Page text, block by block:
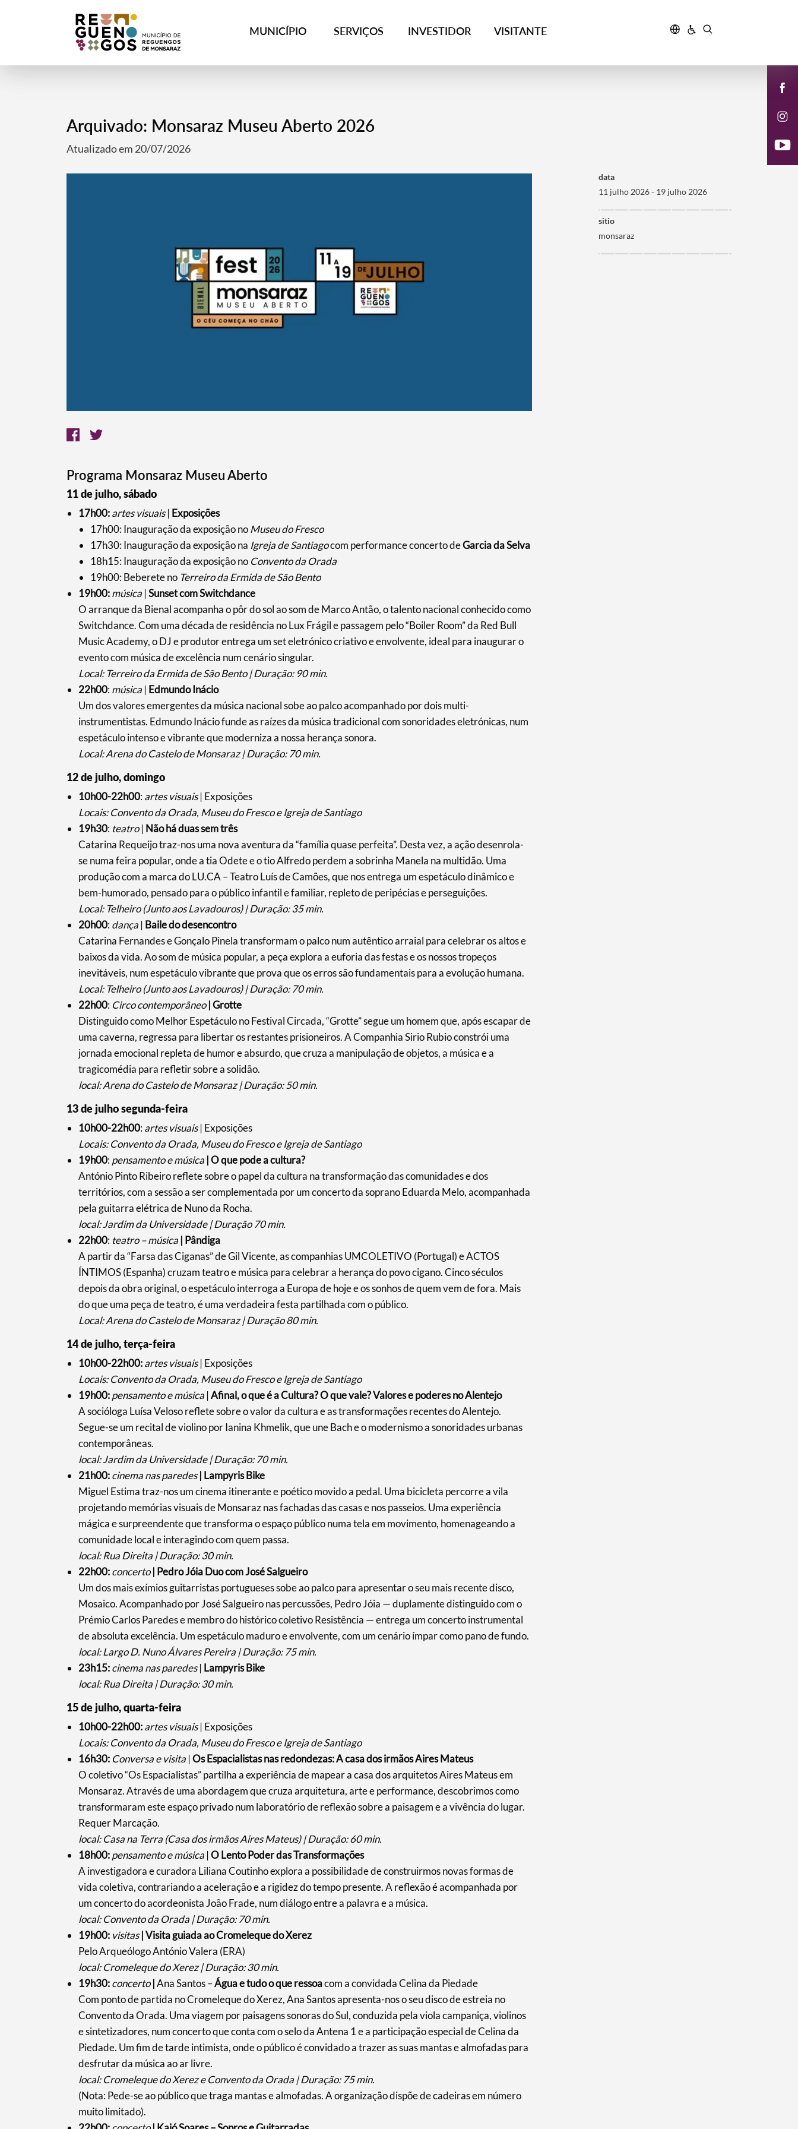
MUNICÍPIO SERVIÇOS INVESTIDOR VISITANTE
Termo de Pesquisa
Categorias gerais
Filtros
Arquivado: Monsaraz Museu Aberto 2026
Atualizado em 20/07/2026
Programa Monsaraz Museu Aberto
11 de julho, sábado
17h00:artes visuais| Exposições
17h00: Inauguração da exposição noMuseu do Fresco
17h30: Inauguração da exposição na Igreja de Santiagocom performance concerto deGarcia da Selva
18h15: Inauguração da exposição no Convento da Orada
19h00: Beberete noTerreiro da Ermida de São Bento
19h00:música|Sunset com Switchdance
O arranque da Bienal acompanha o pôr do sol ao som de Marco Antão, o talento nacional conhecido como
Switchdance. Com uma década de residência no Lux Frágil e passagem pelo “Boiler Room” da Red Bull
Music Academy, o DJ e produtor entrega um set eletrónico criativo e envolvente, ideal para inaugurar o
evento com música de excelência num cenário singular.
Local: Terreiro da Ermida de São Bento | Duração: 90 min.
22h00: música| Edmundo Inácio
Um dos valores emergentes da música nacional sobe ao palco acompanhado por dois multi-
instrumentistas. Edmundo Inácio funde as raízes da música tradicional com sonoridades eletrónicas, num
espetáculo intenso e vibrante que moderniza a nossa herança sonora.
Local: Arena do Castelo de Monsaraz | Duração: 70 min.
12 de julho, domingo
10h00-22h00: artes visuais| Exposições
Locais: Convento da Orada, Museu do Fresco e Igreja de Santiago
19h30: teatro| Não há duas sem três
Catarina Requeijo traz-nos uma nova aventura da “família quase perfeita”. Desta vez, a ação desenrola-
se numa feira popular, onde a tia Odete e o tio Alfredo perdem a sobrinha Manela na multidão. Uma
produção com a marca do LU.CA – Teatro Luís de Camões, que nos entrega um espetáculo dinâmico e
bem-humorado, pensado para o público infantil e familiar, repleto de peripécias e perseguições.
Local: Telheiro (Junto aos Lavadouros) | Duração: 35 min.
20h00: dança| Baile do desencontro
Catarina Fernandes e Gonçalo Pinela transformam o palco num autêntico arraial para celebrar os altos e
baixos da vida. Ao som de música popular, a peça explora a euforia das festas e os nossos tropeços
inevitáveis, num espetáculo vibrante que prova que os erros são fundamentais para a evolução humana.
Local: Telheiro (Junto aos Lavadouros) | Duração: 70 min.
22h00: Circo contemporâneo| Grotte
Distinguido como Melhor Espetáculo no Festival Circada, “Grotte” segue um homem que, após escapar de
uma caverna, regressa para libertar os restantes prisioneiros. A Companhia Sirio Rubio constrói uma
jornada emocional repleta de humor e absurdo, que cruza a manipulação de objetos, a música e a
tragicomédia para refletir sobre a solidão.
local: Arena do Castelo de Monsaraz | Duração: 50 min.
13 de julho segunda-feira
10h00-22h00: artes visuais| Exposições
Locais: Convento da Orada, Museu do Fresco e Igreja de Santiago
19h00: pensamento e música |O que pode a cultura?
António Pinto Ribeiro reflete sobre o papel da cultura na transformação das comunidades e dos
territórios, com a sessão a ser complementada por um concerto da soprano Eduarda Melo, acompanhada
pela guitarra elétrica de Nuno da Rocha.
local: Jardim da Universidade | Duração 70 min.
22h00: teatro – música| Pândiga
A partir da “Farsa das Ciganas” de Gil Vicente, as companhias UMCOLETIVO (Portugal) e ACTOS
ÍNTIMOS (Espanha) cruzam teatro e música para celebrar a herança do povo cigano. Cinco séculos
depois da obra original, o espetáculo interroga a Europa de hoje e os sonhos de quem vem de fora. Mais
do que uma peça de teatro, é uma verdadeira festa partilhada com o público.
Local: Arena do Castelo de Monsaraz | Duração 80 min.
14 de julho, terça-feira
10h00-22h00:artes visuais| Exposições
Locais: Convento da Orada, Museu do Fresco e Igreja de Santiago
19h00:pensamento e música|Afinal, o que é a Cultura? O que vale? Valores e poderes no Alentejo
A socióloga Luísa Veloso reflete sobre o valor da cultura e as transformações recentes do Alentejo.
Segue-se um recital de violino por Ianina Khmelik, que une Bach e o modernismo a sonoridades urbanas
contemporâneas.
local: Jardim da Universidade | Duração: 70 min.
21h00:cinema nas paredes | Lampyris Bike
Miguel Estima traz-nos um cinema itinerante e poético movido a pedal. Uma bicicleta percorre a vila
projetando memórias visuais de Monsaraz nas fachadas das casas e nos passeios. Uma experiência
mágica e surpreendente que transforma o espaço público numa tela em movimento, homenageando a
comunidade local e interagindo com quem passa.
local: Rua Direita | Duração: 30 min.
22h00:concerto | Pedro Jóia Duo com José Salgueiro
Um dos mais exímios guitarristas portugueses sobe ao palco para apresentar o seu mais recente disco,
Mosaico. Acompanhado por José Salgueiro nas percussões, Pedro Jóia — duplamente distinguido com o
Prémio Carlos Paredes e membro do histórico coletivo Resistência — entrega um concerto instrumental
de absoluta excelência. Um espetáculo maduro e envolvente, com um cenário ímpar como pano de fundo.
local: Largo D. Nuno Álvares Pereira | Duração: 75 min.
23h15:cinema nas paredes| Lampyris Bike
local: Rua Direita | Duração: 30 min.
15 de julho, quarta-feira
10h00-22h00:artes visuais| Exposições
Locais: Convento da Orada, Museu do Fresco e Igreja de Santiago
16h30: Conversa e visita |Os Espacialistas nas redondezas: A casa dos irmãos Aires Mateus
O coletivo “Os Espacialistas” partilha a experiência de mapear a casa dos arquitetos Aires Mateus em
Monsaraz. Através de uma abordagem que cruza arquitetura, arte e performance, descobrimos como
transformaram este espaço privado num laboratório de reflexão sobre a paisagem e a vivência do lugar.
Requer Marcação.
local: Casa na Terra (Casa dos irmãos Aires Mateus) | Duração: 60 min.
18h00:pensamento e música|O Lento Poder das Transformações
A investigadora e curadora Liliana Coutinho explora a possibilidade de construirmos novas formas de
vida coletiva, contrariando a aceleração e a rigidez do tempo presente. A reflexão é acompanhada por
um concerto do acordeonista João Frade, num diálogo entre a palavra e a música.
local: Convento da Orada | Duração: 70 min.
19h00: visitas |Visita guiada ao Cromeleque do Xerez
Pelo Arqueólogo António Valera (ERA)
local: Cromeleque do Xerez | Duração: 30 min.
19h30:concerto |Ana Santos –Água e tudo o que ressoacom a convidada Celina da Piedade
Com ponto de partida no Cromeleque do Xerez, Ana Santos apresenta-nos o seu disco de estreia no
Convento da Orada. Uma viagem por paisagens sonoras do Sul, conduzida pela viola campaniça, violinos
e sintetizadores, num concerto que conta com o selo da Antena 1 e a participação especial de Celina da
Piedade. Um fim de tarde intimista, onde o público é convidado a trazer as suas mantas e almofadas para
desfrutar da música ao ar livre.
local: Cromeleque do Xerez e Convento da Orada | Duração: 75 min.
(Nota: Pede-se ao público que traga mantas e almofadas. A organização dispõe de cadeiras em número
muito limitado).
data
11 julho 2026 - 19 julho 2026
sitio
monsaraz